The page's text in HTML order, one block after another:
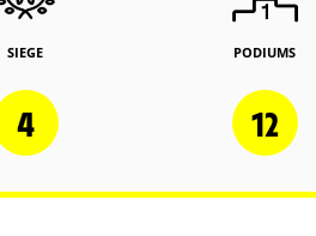
SIEGE
4
PODIUMS
12